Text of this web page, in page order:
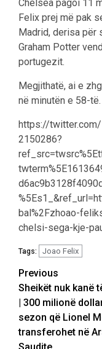
Chelsea pagoi 11
Felix prej më pak
Madrid, derisa për
Graham Potter
portugezit.
Megjithatë, ai e
në minutën e 58-të.
https://
2150286?
bal%2Fzhoao-
chelsi-sega-kje-
Tags: Joao Felix
Post
Previous
Sheikët nuk kanë
| 300 milionë
sezon që Lionel
transferohet në
Saudite